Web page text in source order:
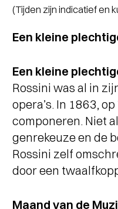
(Tijden zijn indicatief en
Een kleine
Een kleine
Rossini was al in
opera’s. In 1863,
componeren. Niet
genrekeuze en de
Rossini zelf
door een
Maand van de